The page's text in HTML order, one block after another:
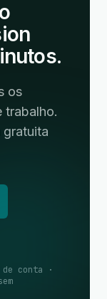
os
trabalho.
conta ·